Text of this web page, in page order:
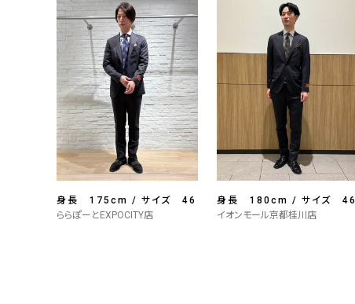
身長 175cm / サイズ 46
ららぽーとEXPOCITY店
身長 180cm / サイズ 46
イオンモール京都桂川店